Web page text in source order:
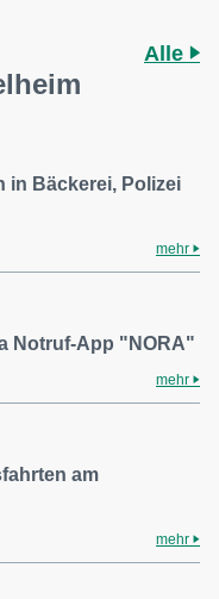
Alle
in Bäckerei, Polizei
mehr
Notruf-App "NORA"
mehr
am
mehr